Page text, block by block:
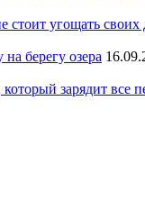
стоит угощать
берегу озера
зарядит все